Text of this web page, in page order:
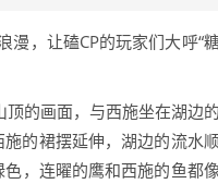
漫，让磕CP的玩家们大呼“
顶的画面，与西施坐在湖边的
的裙摆延伸，湖边的流水
，连曜的鹰和西施的鱼都像